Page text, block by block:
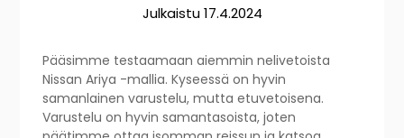
Julkaistu17.4.2024
Pääsimme testaamaan aiemmin nelivetoista
Nissan Ariya -mallia. Kyseessä on hyvin
samanlainen varustelu, mutta etuvetoisena.
Varustelu on hyvin samantasoista, joten